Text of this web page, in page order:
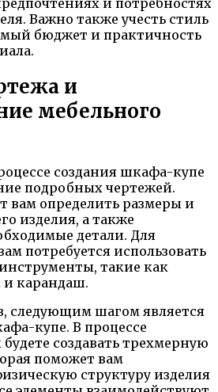
и потребностях
Важно также учесть стиль
бюджет и практичность
и
мебельного
создания шкафа-купе
подробных чертежей.
вам определить размеры и
изделия, а также
детали. Для
потребуется использовать
такие как
и карандаш.
следующим шагом является
купе. В процессе
создавать трехмерную
поможет вам
структуру изделия